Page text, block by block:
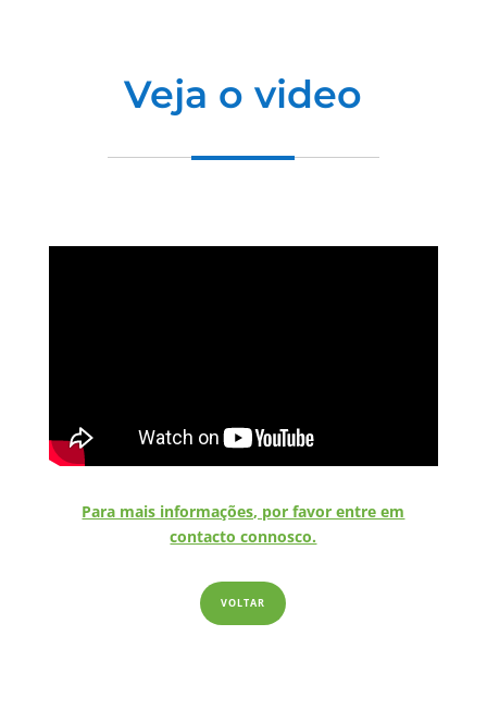
Veja o video
Para mais informações, por favor entre em
contacto connosco.
VOLTAR